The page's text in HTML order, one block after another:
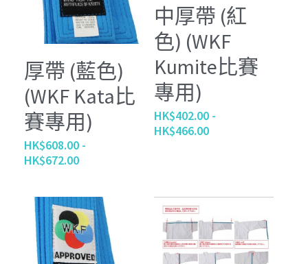
厚帶 (藍色)
(WKF Kata比
賽專用)
HK$608.00 -
HK$672.00
中厚帶 (紅
色) (WKF
Kumite比賽
專用)
HK$402.00 -
HK$466.00